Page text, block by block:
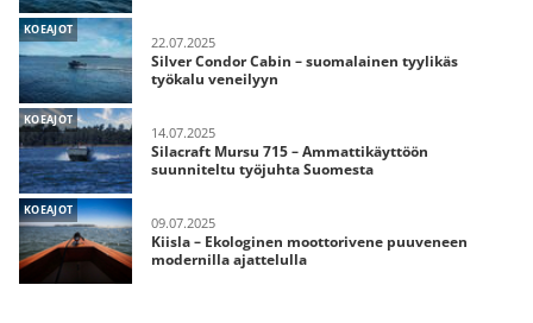
KOEAJOT
22.07.2025
Silver Condor Cabin – suomalainen tyylikäs
työkalu veneilyyn
KOEAJOT
14.07.2025
Silacraft Mursu 715 – Ammattikäyttöön
suunniteltu työjuhta Suomesta
KOEAJOT
09.07.2025
Kiisla – Ekologinen moottorivene puuveneen
modernilla ajattelulla